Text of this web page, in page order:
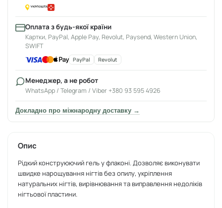
Оплата з будь-якої країни
Картки, PayPal, Apple Pay, Revolut, Paysend, Western Union,
SWIFT
PayPal Revolut
Менеджер, а не робот
WhatsApp / Telegram / Viber +380 93 595 4926
Докладно про міжнародну доставку →
Опис
Рідкий конструюючий гель у флаконі. Дозволяє виконувати
швидке нарощування нігтів без опилу, укріплення
натуральних нігтів, вирівнювання та виправлення недоліків
нігтьової пластини.